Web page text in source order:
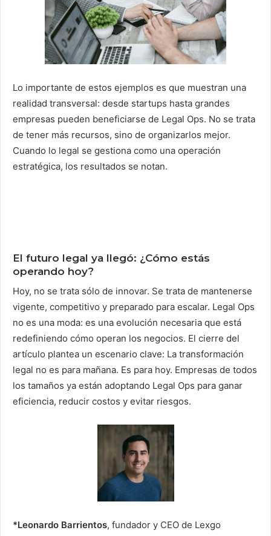
Lo importante de estos ejemplos es que muestran una
realidad transversal: desde startups hasta grandes
empresas pueden beneficiarse de Legal Ops. No se trata
de tener más recursos, sino de organizarlos mejor.
Cuando lo legal se gestiona como una operación
estratégica, los resultados se notan.
El futuro legal ya llegó: ¿Cómo estás
operando hoy?
Hoy, no se trata sólo de innovar. Se trata de mantenerse
vigente, competitivo y preparado para escalar. Legal Ops
no es una moda: es una evolución necesaria que está
redefiniendo cómo operan los negocios. El cierre del
artículo plantea un escenario clave: La transformación
legal no es para mañana. Es para hoy. Empresas de todos
los tamaños ya están adoptando Legal Ops para ganar
eficiencia, reducir costos y evitar riesgos.
*Leonardo Barrientos, fundador y CEO de Lexgo